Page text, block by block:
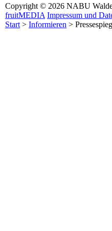
Copyright © 2026 NABU
fruitMEDIA Impressum und
Start> Informieren >